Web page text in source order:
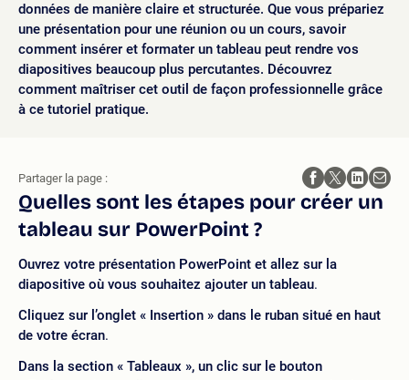
données de manière claire et structurée. Que vous prépariez
une présentation pour une réunion ou un cours, savoir
comment insérer et formater un tableau peut rendre vos
diapositives beaucoup plus percutantes. Découvrez
comment maîtriser cet outil de façon professionnelle grâce
à ce tutoriel pratique.
Quelles sont les étapes pour créer un
tableau sur PowerPoint ?
Ouvrez votre présentation PowerPoint et allez sur la
diapositive où vous souhaitez ajouter un tableau.
Cliquez sur l’onglet « Insertion » dans le ruban situé en haut
de votre écran.
Dans la section « Tableaux », un clic sur le bouton
Partager la page :